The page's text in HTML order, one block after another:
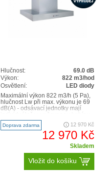
Hlučnost:
69.0 dB
Výkon:
822 m3/hod
Osvětlení:
LED diody
Maximální výkon 822 m3/h (5 Pa),
hlučnost Lw při max. výkonu je 69
dB(A) - odsávací jednotky mají
motory jsou opatř..
Doprava zdarma 12 970 Kč
12 970 Kč
Skladem
Vložit do košíku